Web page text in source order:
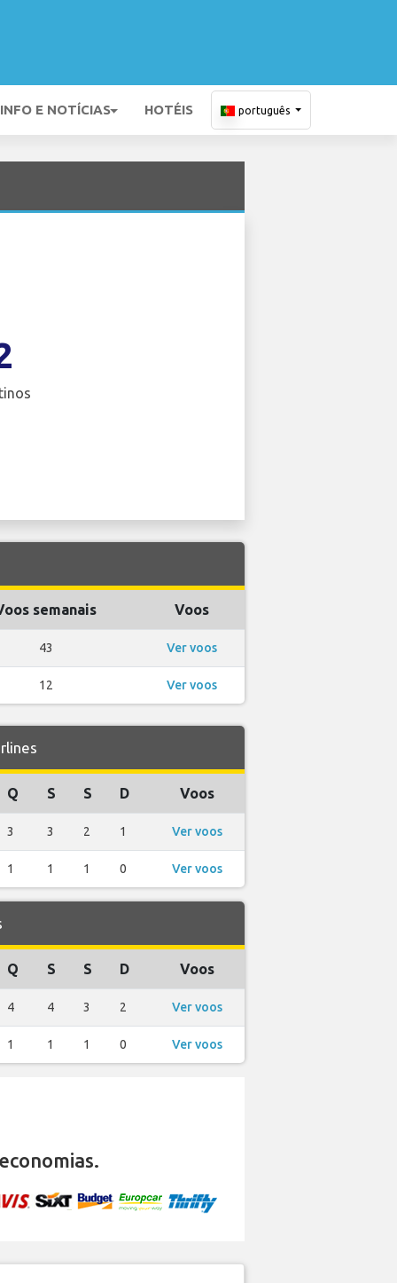
INFO E NOTÍCIAS HOTÉIS português
semanais Voos
43 Ver voos
12 Ver voos
Q S S D Voos
3 3 2 1 Ver voos
1 1 1 0 Ver voos
Q S S D Voos
4 4 3 2 Ver voos
1 1 1 0 Ver voos